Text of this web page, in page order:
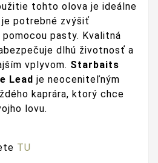
tohto olova je ideálne
potrebné zvýšiť
pasty. Kvalitná
dlhú životnosť a
vplyvom. Starbaits
Lead je neoceniteľným
kaprára, ktorý chce
lovu.
TU